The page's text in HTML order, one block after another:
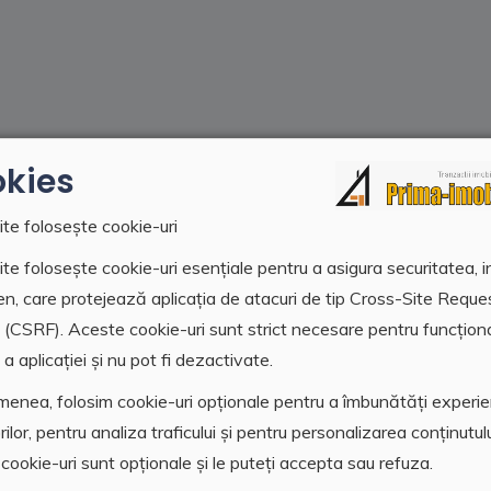
folosește cookie-uri
folosește cookie-uri esențiale pentru a asigura securitatea,
care protejează aplicația de atacuri de tip Cross-Site
(CSRF). Aceste cookie-uri sunt strict necesare pentru
aplicației și nu pot fi dezactivate.
folosim cookie-uri opționale pentru a îmbunătăți
pentru analiza traficului și pentru personalizarea
uri sunt opționale și le puteți accepta sau refuza.
Next